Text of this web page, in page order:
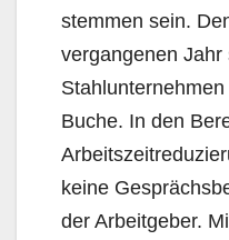
stemmen sein.
vergangenen Jahr
Buche. In den
keine
der Arbeitgeber.